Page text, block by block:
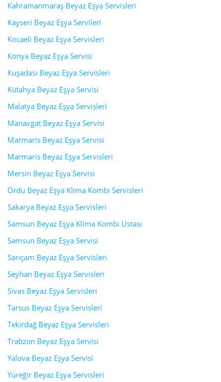
Kahramanmaraş Beyaz Eşya Servisleri
Kayseri Beyaz Eşya Servileri
Kocaeli Beyaz Eşya Servisleri
Konya Beyaz Eşya Servisi
Kuşadası Beyaz Eşya Servisleri
Kütahya Beyaz Eşya Servisi
Malatya Beyaz Eşya Servisleri
Manavgat Beyaz Eşya Servisi
Marmaris Beyaz Eşya Servisi
Marmaris Beyaz Eşya Servisleri
Mersin Beyaz Eşya Servisi
Ordu Beyaz Eşya Klima Kombi Servisleri
Sakarya Beyaz Eşya Servisleri
Samsun Beyaz Eşya Klima Kombi Ustası
Samsun Beyaz Eşya Servisi
Sarıçam Beyaz Eşya Servisleri
Seyhan Beyaz Eşya Servisleri
Sivas Beyaz Eşya Servisleri
Tarsus Beyaz Eşya Servisleri
Tekirdağ Beyaz Eşya Servisleri
Trabzon Beyaz Eşya Servisi
Yalova Beyaz Eşya Servisi
Yüreğir Beyaz Eşya Servisleri